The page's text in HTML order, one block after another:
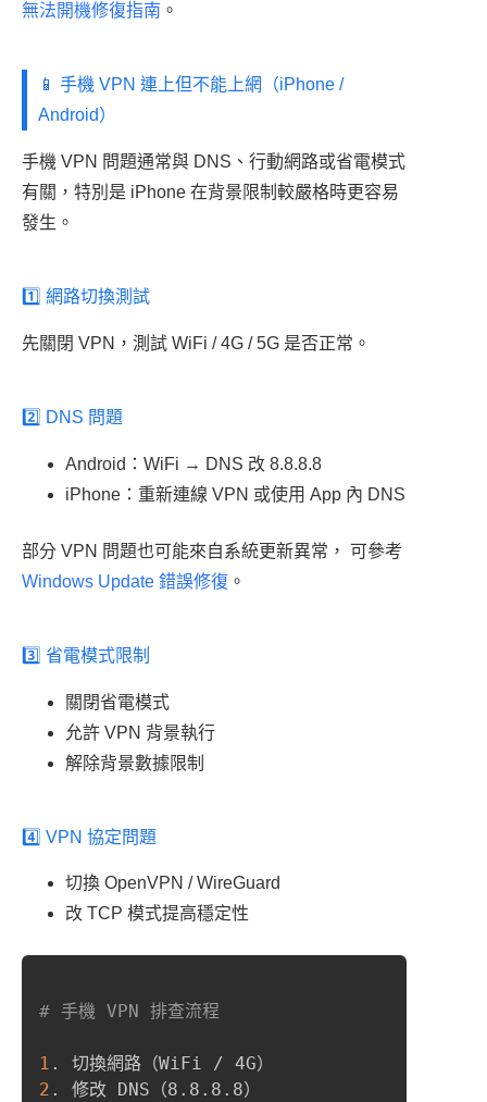
無法開機修復指南 。
📱 手機 VPN 連上但不能上網（iPhone /
Android）
手機 VPN 問題通常與 DNS、行動網路或省電模式
有關，特別是 iPhone 在背景限制較嚴格時更容易
發生。
1️⃣ 網路切換測試
先關閉 VPN，測試 WiFi / 4G / 5G 是否正常。
2️⃣ DNS 問題
Android：WiFi → DNS 改 8.8.8.8
iPhone：重新連線 VPN 或使用 App 內 DNS
部分 VPN 問題也可能來自系統更新異常， 可參考
Windows Update 錯誤修復 。
3️⃣ 省電模式限制
關閉省電模式
允許 VPN 背景執行
解除背景數據限制
4️⃣ VPN 協定問題
切換 OpenVPN / WireGuard
改 TCP 模式提高穩定性
# 手機 VPN 排查流程
1
2